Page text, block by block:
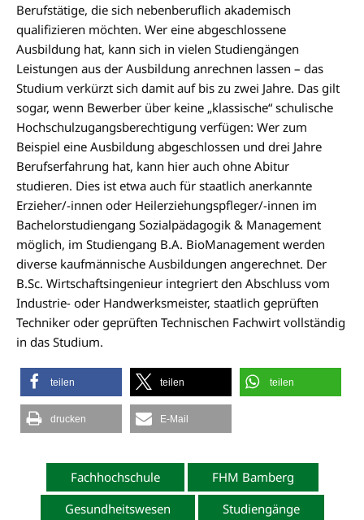
Berufstätige, die sich nebenberuflich akademisch
qualifizieren möchten. Wer eine abgeschlossene
Ausbildung hat, kann sich in vielen Studiengängen
Leistungen aus der Ausbildung anrechnen lassen – das
Studium verkürzt sich damit auf bis zu zwei Jahre. Das gilt
sogar, wenn Bewerber über keine „klassische“ schulische
Hochschulzugangsberechtigung verfügen: Wer zum
Beispiel eine Ausbildung abgeschlossen und drei Jahre
Berufserfahrung hat, kann hier auch ohne Abitur
studieren. Dies ist etwa auch für staatlich anerkannte
Erzieher/-innen oder Heilerziehungspfleger/-innen im
Bachelorstudiengang Sozialpädagogik & Management
möglich, im Studiengang B.A. BioManagement werden
diverse kaufmännische Ausbildungen angerechnet. Der
B.Sc. Wirtschaftsingenieur integriert den Abschluss vom
Industrie- oder Handwerksmeister, staatlich geprüften
Techniker oder geprüften Technischen Fachwirt vollständig
in das Studium.
teilen teilen teilen
drucken E-Mail
Fachhochschule
FHM Bamberg
Gesundheitswesen
Studiengänge